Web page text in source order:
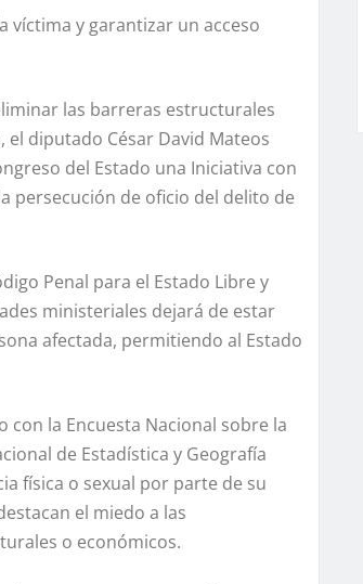
y garantizar un acceso
las barreras estructurales
diputado César David Mateos
del Estado una Iniciativa con
persecución de oficio del delito de
Penal para el Estado Libre y
ministeriales dejará de estar
afectada, permitiendo al Estado
la Encuesta Nacional sobre la
de Estadística y Geografía
física o sexual por parte de su
el miedo a las
o económicos.